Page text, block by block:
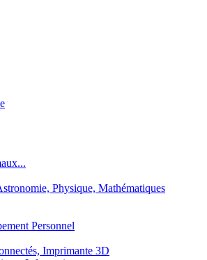
Physique, Mathématiques
Personnel
Imprimante 3D